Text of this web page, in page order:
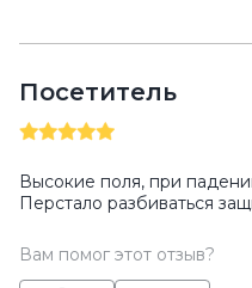
Посетитель
Высокие поля, при
Перстало разбиваться
Вам помог этот отзыв?